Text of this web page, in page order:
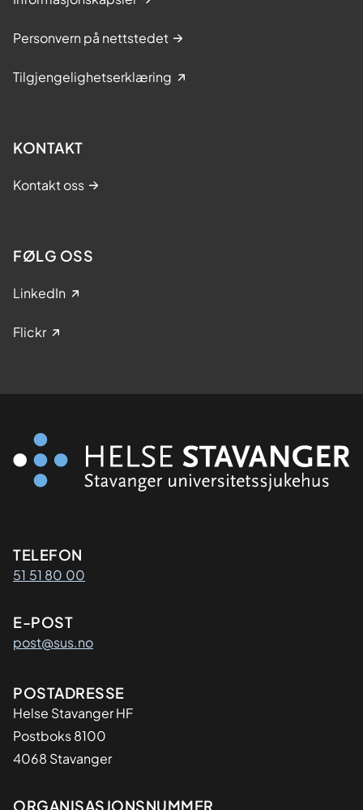
Personvern på nettstedet
Tilgjengelighetserklæring
KONTAKT
Kontakt oss
FØLG OSS
LinkedIn
Flickr
Kontaktinformasjon
TELEFON
51 51 80 00
E-POST
post@sus.no
Adresse
POSTADRESSE
Helse Stavanger HF
Postboks 8100
4068 Stavanger
ORGANISASJONSNUMMER